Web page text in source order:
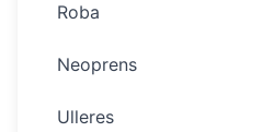
Roba
Neoprens
Ulleres